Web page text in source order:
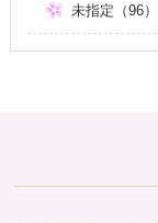
未指定（96）